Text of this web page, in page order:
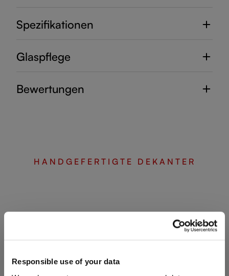
Responsible use of your data
Spezifikationen
Glaspflege
Bewertungen
HANDGEFERTIGTE DEKANTER
Entdecken Sie weitere Produkte aus der Kollektion